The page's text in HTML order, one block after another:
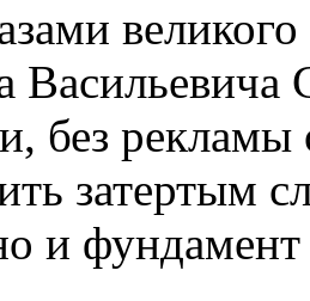
без
затертым
и